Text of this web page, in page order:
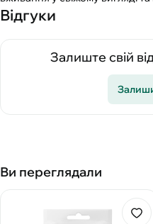
Відгуки
Залиште свій
Ви переглядали